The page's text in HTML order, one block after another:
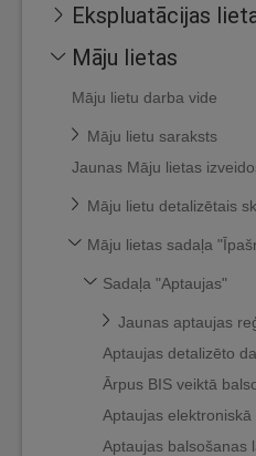
Ekspluatācijas
Māju lietas
Māju lietu darba vide
Māju lietu saraksts
Jaunas Māju lietas
Māju lietu detalizētais
Māju lietas sadaļa
Sadaļa "Aptaujas"
Jaunas aptaujas
Aptaujas detalizēto
Ārpus BIS veiktā
Aptaujas
Aptaujas balsošanas